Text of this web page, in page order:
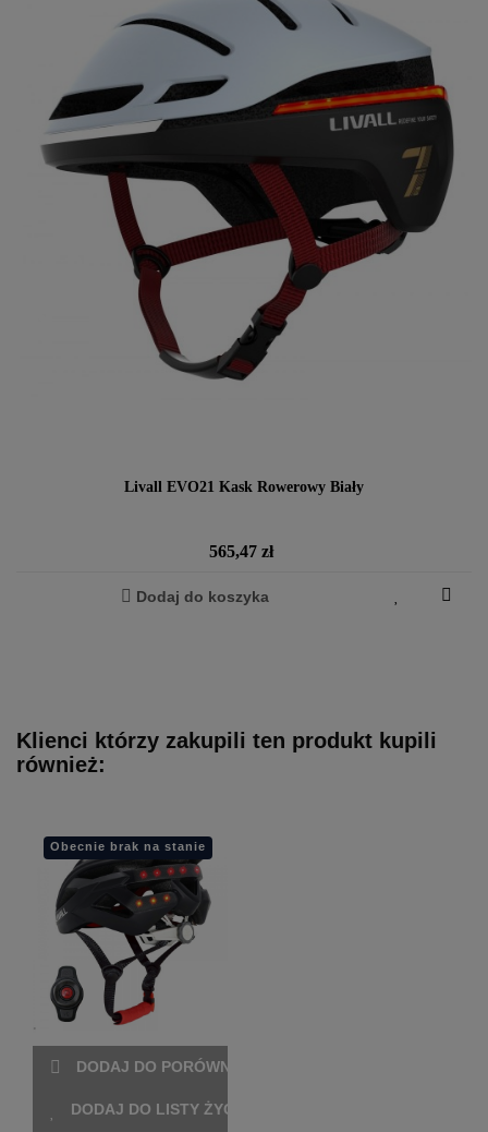
Livall EVO21 Kask Rowerowy Biały
Cena
565,47 zł
Dodaj do koszyka
Klienci którzy zakupili ten produkt kupili
również:
Obecnie brak na stanie
DODAJ DO PORÓWNANIA
DODAJ DO LISTY ŻYCZEŃ